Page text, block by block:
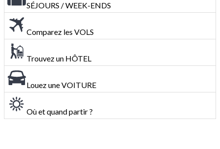
SÉJOURS / WEEK-ENDS
Comparez les VOLS
Trouvez un HÔTEL
Louez une VOITURE
Où et quand partir ?